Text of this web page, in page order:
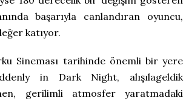
başarıyla canlandıran oyuncu,
katıyor.
Sineması tarihinde önemli bir yere
in Dark Night, alışılageldik
gerilimli atmosfer yaratmadaki